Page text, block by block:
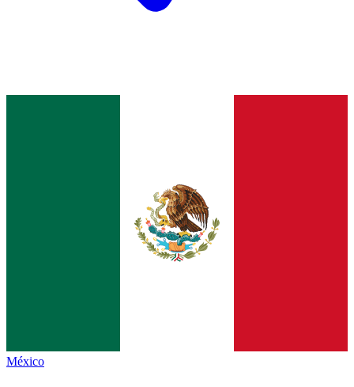
México